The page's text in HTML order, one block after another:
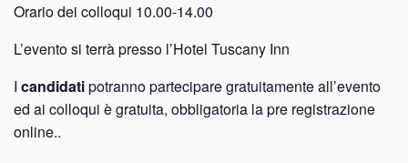
Orario dei colloqui 10.00-14.00
L’evento si terrà presso l’Hotel Tuscany Inn
I candidatipotranno partecipare gratuitamente all’evento
ed ai colloqui è gratuita, obbligatoria la pre registrazione
online..